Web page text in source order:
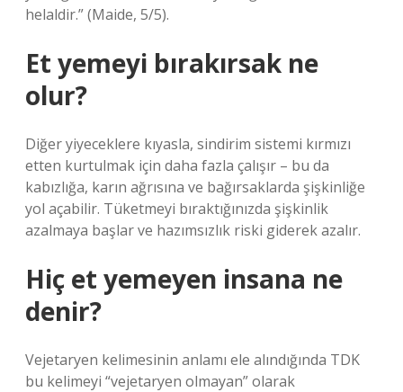
helaldir.” (Maide, 5/5).
Et yemeyi bırakırsak ne
olur?
Diğer yiyeceklere kıyasla, sindirim sistemi kırmızı
etten kurtulmak için daha fazla çalışır – bu da
kabızlığa, karın ağrısına ve bağırsaklarda şişkinliğe
yol açabilir. Tüketmeyi bıraktığınızda şişkinlik
azalmaya başlar ve hazımsızlık riski giderek azalır.
Hiç et yemeyen insana ne
denir?
Vejetaryen kelimesinin anlamı ele alındığında TDK
bu kelimeyi “vejetaryen olmayan” olarak